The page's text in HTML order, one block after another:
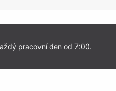
pracovní den od 7:00.